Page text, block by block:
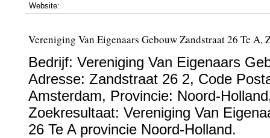
Website:
Vereniging Van Eigenaars Gebouw Zandstraat 26 Te A,
Bedrijf: Vereniging Van Eigenaars
Adresse: Zandstraat 26 2, Code
Amsterdam, Provincie: Noord-Holland
Zoekresultaat: Vereniging Van
26 Te A provincie Noord-Holland.